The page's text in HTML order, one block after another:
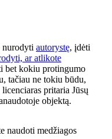
autorystę, įdėti
ar atlikote
bet kokiu protingumo
tačiau ne tokiu būdu,
pritaria Jūsų
objektą.
naudoti medžiagos